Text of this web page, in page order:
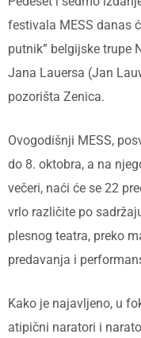
festivala MESS danas
putnik” belgijske trupe
Jana Lauersa (Jan
pozorišta Zenica.
Ovogodišnji MESS,
do 8. oktobra, a na
večeri, naći će se 22
vrlo različite po
plesnog teatra, preko
predavanja i
Kako je najavljeno, u
atipični naratori i